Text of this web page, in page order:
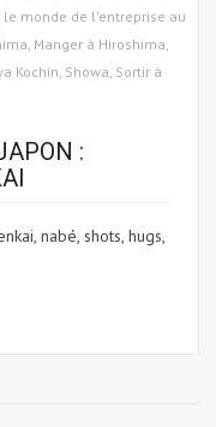
le monde de l'entreprise au
, Manger à Hiroshima,
Kochin, Showa, Sortir à
:
nabé, shots, hugs,